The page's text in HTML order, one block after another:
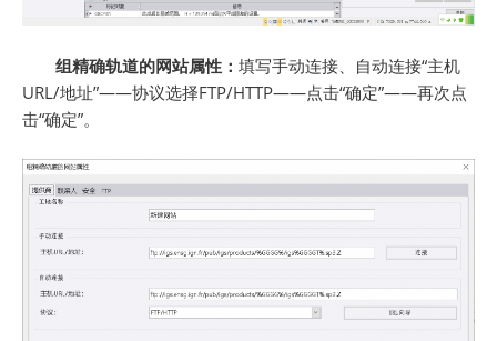
组精确轨道的网站属性： 填写手动连接、自动连接“主机
URL/地址”——协议选择FTP/HTTP——点击“确定”——再次点
击“确定”。